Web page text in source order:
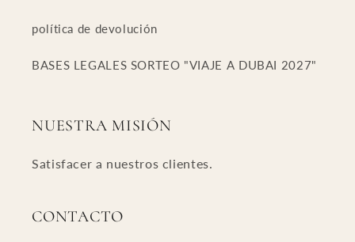
política de devolución
BASES LEGALES SORTEO "VIAJE A DUBAI 2027"
NUESTRA MISIÓN
Satisfacer a nuestros clientes.
CONTACTO